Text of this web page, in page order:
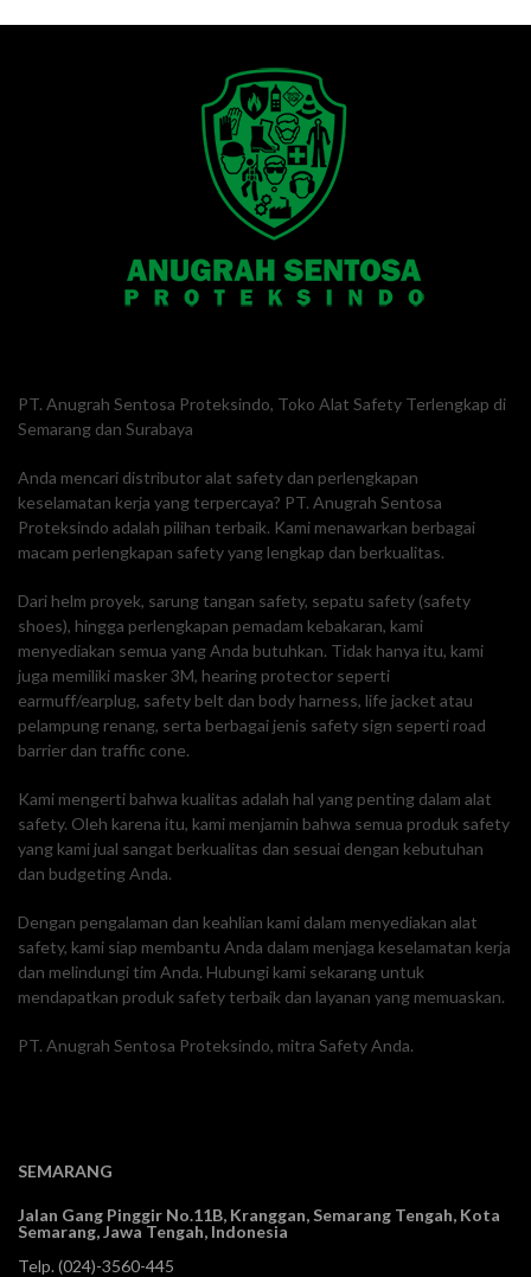
PT. Anugrah Sentosa Proteksindo, Toko Alat Safety Terlengkap di
Semarang dan Surabaya
Anda mencari distributor alat safety dan perlengkapan
keselamatan kerja yang terpercaya? PT. Anugrah Sentosa
Proteksindo adalah pilihan terbaik. Kami menawarkan berbagai
macam perlengkapan safety yang lengkap dan berkualitas.
Dari helm proyek, sarung tangan safety, sepatu safety (safety
shoes), hingga perlengkapan pemadam kebakaran, kami
menyediakan semua yang Anda butuhkan. Tidak hanya itu, kami
juga memiliki masker 3M, hearing protector seperti
earmuff/earplug, safety belt dan body harness, life jacket atau
pelampung renang, serta berbagai jenis safety sign seperti road
barrier dan traffic cone.
Kami mengerti bahwa kualitas adalah hal yang penting dalam alat
safety. Oleh karena itu, kami menjamin bahwa semua produk safety
yang kami jual sangat berkualitas dan sesuai dengan kebutuhan
dan budgeting Anda.
Dengan pengalaman dan keahlian kami dalam menyediakan alat
safety, kami siap membantu Anda dalam menjaga keselamatan kerja
dan melindungi tim Anda. Hubungi kami sekarang untuk
mendapatkan produk safety terbaik dan layanan yang memuaskan.
PT. Anugrah Sentosa Proteksindo, mitra Safety Anda.
SEMARANG
Jalan Gang Pinggir No.11B, Kranggan,Semarang Tengah, Kota
Semarang, Jawa Tengah, Indonesia
Telp. (024)-3560-445